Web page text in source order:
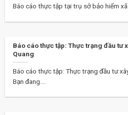
Báo cáo thực tập tại trụ sở bảo hiểm xã
Báo cáo thực tập: Thực trạng đầu tư
Quang
Báo cáo thực tập: Thực trạng đầu tư
Bạn đang....